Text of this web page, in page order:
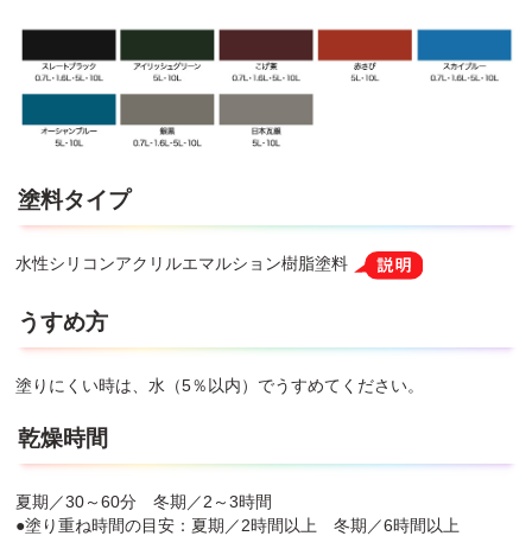
塗料タイプ
水性シリコンアクリルエマルション樹脂塗料
うすめ方
塗りにくい時は、水（5％以内）でうすめてください。
乾燥時間
夏期／30～60分 冬期／2～3時間
●塗り重ね時間の目安：夏期／2時間以上 冬期／6時間以上